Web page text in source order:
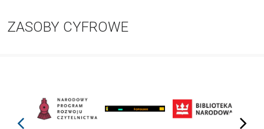
ZASOBY CYFROWE
prev next